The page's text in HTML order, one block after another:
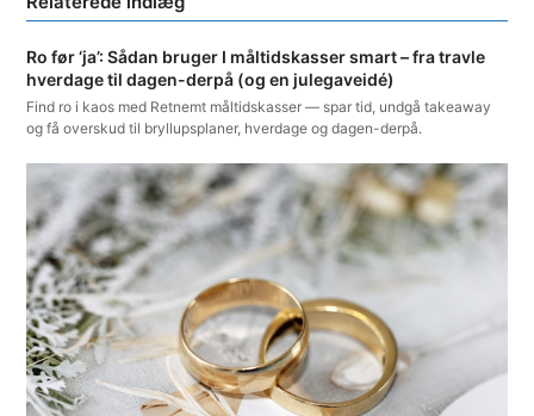
Ro før ‘ja’: Sådan bruger I måltidskasser smart – fra travle
hverdage til dagen-derpå (og en julegaveidé)
Find ro i kaos med Retnemt måltidskasser — spar tid, undgå takeaway
og få overskud til bryllupsplaner, hverdage og dagen-derpå.